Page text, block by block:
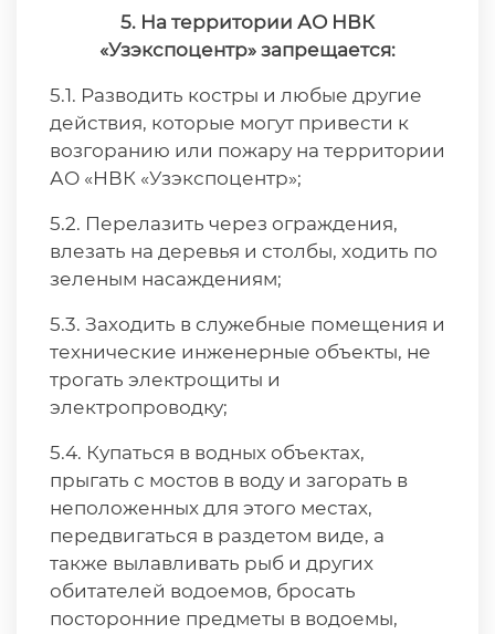
5. На территории АО НВК
«Узэкспоцентр» запрещается:
5.1. Разводить костры и любые другие
действия, которые могут привести к
возгоранию или пожару на территории
АО «НВК «Узэкспоцентр»;
5.2. Перелазить через ограждения,
влезать на деревья и столбы, ходить по
зеленым насаждениям;
5.3. Заходить в служебные помещения и
технические инженерные объекты, не
трогать электрощиты и
электропроводку;
5.4. Купаться в водных объектах,
прыгать с мостов в воду и загорать в
неположенных для этого местах,
передвигаться в раздетом виде, а
также вылавливать рыб и других
обитателей водоемов, бросать
посторонние предметы в водоемы,